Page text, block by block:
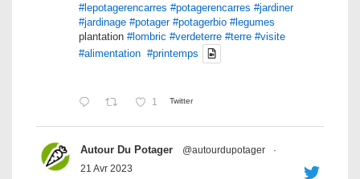
#lepotagerencarres #potagerencarres #jardiner
#jardinage #potager #potagerbio #legumes
plantation #lombric #verdeterre #terre #visite
#alimentation #printemps
1 Twitter
Autour Du Potager @autourdupotager
·
21 Avr 2023